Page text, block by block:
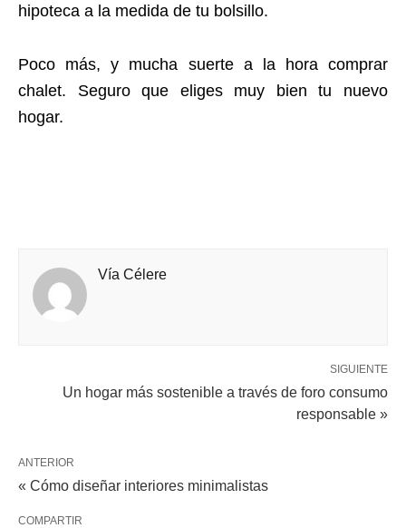
hipoteca a la medida de tu bolsillo.
Poco más, y mucha suerte a la hora comprar
chalet. Seguro que eliges muy bien tu nuevo
hogar.
Vía Célere
SIGUIENTE
Un hogar más sostenible a través de foro consumo
responsable »
ANTERIOR
« Cómo diseñar interiores minimalistas
COMPARTIR